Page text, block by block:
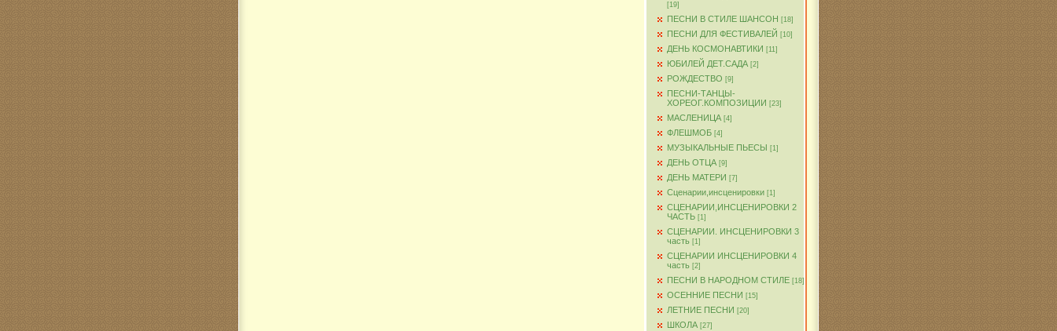
[19]
ПЕСНИ В СТИЛЕ ШАНСОН [18]
ПЕСНИ ДЛЯ ФЕСТИВАЛЕЙ [10]
ДЕНЬ КОСМОНАВТИКИ [11]
ЮБИЛЕЙ ДЕТ.САДА [2]
РОЖДЕСТВО [9]
ПЕСНИ-ТАНЦЫ-
ХОРЕОГ.КОМПОЗИЦИИ [23]
МАСЛЕНИЦА [4]
ФЛЕШМОБ [4]
МУЗЫКАЛЬНЫЕ ПЬЕСЫ [1]
ДЕНЬ ОТЦА [9]
ДЕНЬ МАТЕРИ [7]
Сценарии,инсценировки [1]
СЦЕНАРИИ,ИНСЦЕНИРОВКИ 2
ЧАСТЬ [1]
СЦЕНАРИИ. ИНСЦЕНИРОВКИ 3
часть [1]
СЦЕНАРИИ ИНСЦЕНИРОВКИ 4
часть [2]
ПЕСНИ В НАРОДНОМ СТИЛЕ [18]
ОСЕННИЕ ПЕСНИ [15]
ЛЕТНИЕ ПЕСНИ [20]
ШКОЛА [27]